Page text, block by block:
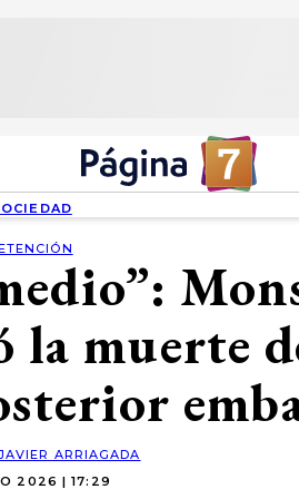
la muerte
ARRIAGADA
2026 | 17:29